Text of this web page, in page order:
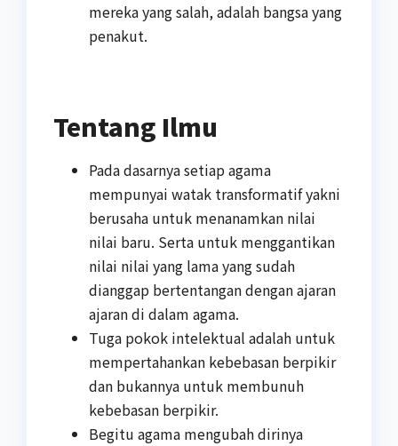
mereka yang salah, adalah bangsa yang
penakut.
Tentang Ilmu
Pada dasarnya setiap agama
mempunyai watak transformatif yakni
berusaha untuk menanamkan nilai
nilai baru. Serta untuk menggantikan
nilai nilai yang lama yang sudah
dianggap bertentangan dengan ajaran
ajaran di dalam agama.
Tuga pokok intelektual adalah untuk
mempertahankan kebebasan berpikir
dan bukannya untuk membunuh
kebebasan berpikir.
Begitu agama mengubah dirinya